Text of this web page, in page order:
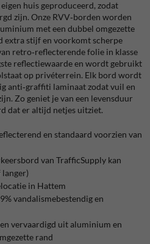
huis geproduceerd, zodat
zijn. Onze RVV‑borden worden
met een dubbel omgezette
extra stijf en voorkomt scherpe
retro‑reflecterende folie in klasse
reflectiewaarde en wordt gebruikt
op privéterrein. Elk bord wordt
anti‑graffiti laminaat zodat vuil en
Zo geniet je van een levensduur
dat er altijd netjes uitziet.
en standaard voorzien van
van TrafficSupply kan
in Hattem
vandalismebestendig en
vervaardigd uit aluminium en
rand